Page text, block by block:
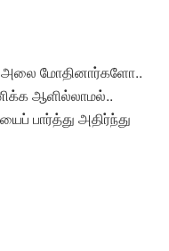
அலை மோதினார்களோ..
ஆளில்லாமல்..
பார்த்து அதிர்ந்து